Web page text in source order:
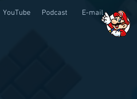
YouTube Podcast E-mail